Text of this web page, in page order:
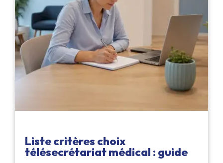
Liste critères choix
télésecrétariat médical : guide